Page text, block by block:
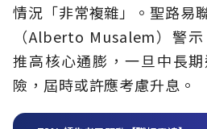
情況「非常複雜」。聖路易
（Alberto Musalem）警
推高核心通膨，一旦中長
險，屆時或許應考慮升息。